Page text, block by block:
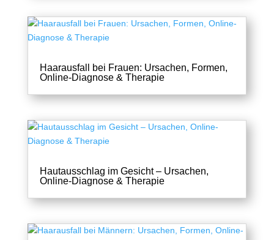
Haarausfall bei Frauen: Ursachen, Formen,
Online-Diagnose & Therapie
Hautausschlag im Gesicht – Ursachen,
Online-Diagnose & Therapie